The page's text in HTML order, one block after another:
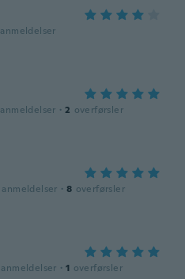
anmeldelser
anmeldelser · 2 overførsler
anmeldelser · 8 overførsler
anmeldelser · 1 overførsler